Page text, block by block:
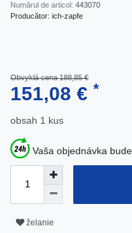
Numărul de articol: 443070
Producător: ich-zapfe
Obvyklá cena 188,85 €
151,08 € *
obsah 1 kus
Vaša objednávka
želanie